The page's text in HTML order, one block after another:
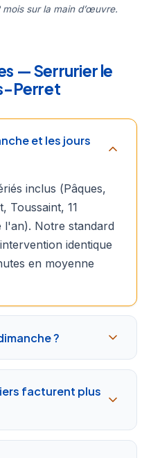
sur la main d’œuvre.
— Serrurier le
Perret
et les jours
inclus (Pâques,
Toussaint, 11
Notre standard
identique
en moyenne
?
facturent plus